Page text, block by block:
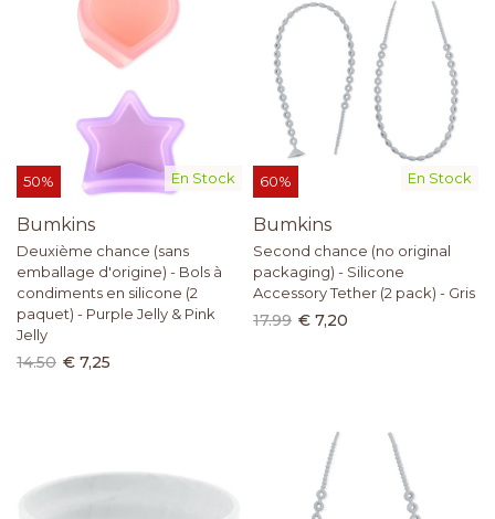
En Stock
50%
Bumkins
Deuxième chance (sans
emballage d'origine) - Bols à
condiments en silicone (2
paquet) - Purple Jelly & Pink
Jelly
14.50 € 7,25
En Stock
60%
Bumkins
Second chance (no original
packaging) - Silicone
Accessory Tether (2 pack) - Gris
17.99 € 7,20